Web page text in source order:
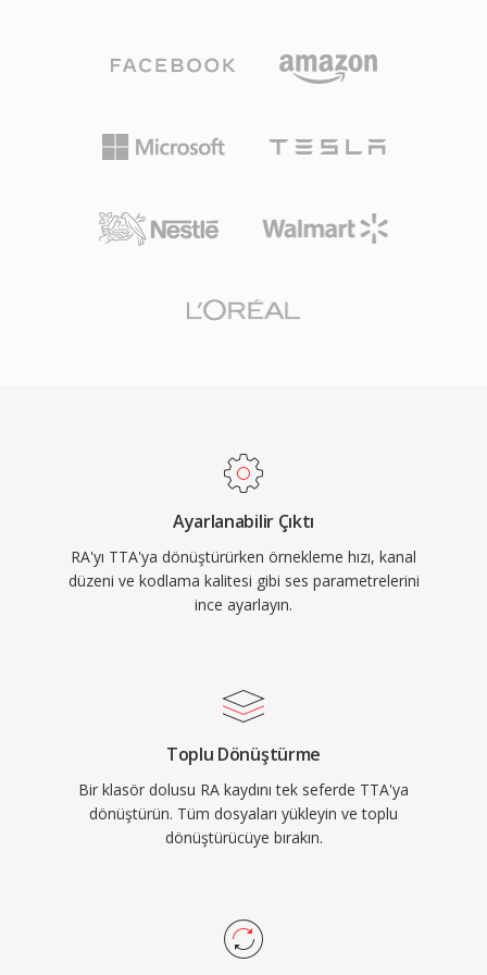
RealAudio&#039;ya güveniyordu. Kalıcı teknik
katkısı, daha sonra HLS ve DASH gibi
konseptiydi. Modern kodekler tarafından
radyosundan geniş RA içerik arşivleri hâlâ
mevcuttur ve güncel cihazlarda oynatım için
dinleme hem de profesyonel arşivleme için
güçlü yönlerinden biridir — kodek, ağır CPU
talepleri olmadan hızlı kodlama ve kod çözme
kalır. Dosya yapısı ID3v1, ID3v2 ve APEv2 üst
taşınabilir oynatıcıda donanım desteği
benimsemesini ve üçüncü taraf
entegrasyonlarını teşvik eder. FLAC gibi daha
yeni kodekler kayıpsız ses alanında daha büyük
bir pay yakalamış olsa da TTA, sadeliğine ve
şeffaf sıkıştırmasına değer veren kullanıcılara
hizmet etmeye devam etmektedir.
Ayarlanabilir Çıktı
RA'yı TTA'ya dönüştürürken örnekleme hızı, kanal
düzeni ve kodlama kalitesi gibi ses parametrelerini
ince ayarlayın.
Toplu Dönüştürme
Bir klasör dolusu RA kaydını tek seferde TTA'ya
dönüştürün. Tüm dosyaları yükleyin ve toplu
dönüştürücüye bırakın.